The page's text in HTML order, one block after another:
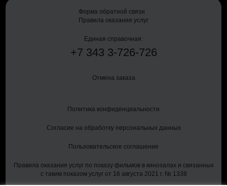
Правила оказания услуг
Форма обратной связи
Единая справочная:
+7 343 3-726-726
Отмена заказа
Политика конфиденциальности
Согласие на обработку персональных данных
Пользовательское соглашение
Правила оказания услуг по показу фильмов в кинозалах и связанных
с таким показом услуг от 16 августа 2021 г. № 1338